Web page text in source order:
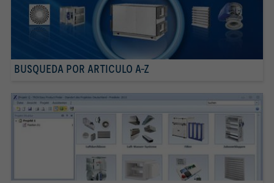
BUSQUEDA POR ARTICULO A-Z